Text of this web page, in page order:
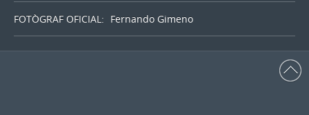
FOTÒGRAF OFICIAL: Fernando Gimeno